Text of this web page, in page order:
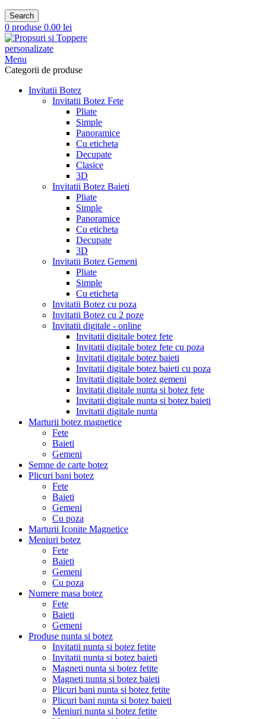
Search
0 produse 0.00 lei
Menu
Categorii de produse
Invitatii Botez
Invitatii Botez Fete
Pliate
Simple
Panoramice
Cu eticheta
Decupate
Clasice
3D
Invitatii Botez Baieti
Pliate
Simple
Panoramice
Cu eticheta
Decupate
3D
Invitatii Botez Gemeni
Pliate
Simple
Cu eticheta
Invitatii Botez cu poza
Invitatii Botez cu 2 poze
Invitatii digitale - online
Invitatii digitale botez fete
Invitatii digitale botez fete cu poza
Invitatii digitale botez baieti
Invitatii digitale botez baieti cu poza
Invitatii digitale botez gemeni
Invitatii digitale nunta si botez fete
Invitatii digitale nunta si botez baieti
Invitatii digitale nunta
Marturii botez magnetice
Fete
Baieti
Gemeni
Semne de carte botez
Plicuri bani botez
Fete
Baieti
Gemeni
Cu poza
Marturii Iconite Magnetice
Meniuri botez
Fete
Baieti
Gemeni
Cu poza
Numere masa botez
Fete
Baieti
Gemeni
Produse nunta si botez
Invitatii nunta si botez fetite
Invitatii nunta si botez baieti
Magneti nunta si botez fetite
Magneti nunta si botez baieti
Plicuri bani nunta si botez fetite
Plicuri bani nunta si botez baieti
Meniuri nunta si botez fetite